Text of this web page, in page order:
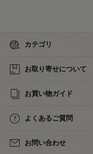
カテゴリ
お取り寄せについて
お買い物ガイド
よくあるご質問
お問い合わせ